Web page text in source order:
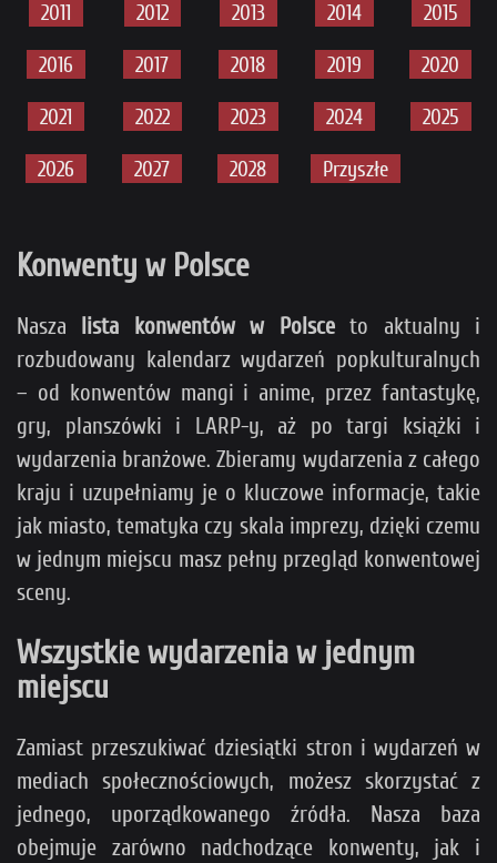
2011 2012 2013 2014 2015
2016 2017 2018 2019 2020
2021 2022 2023 2024 2025
2026 2027 2028 Przyszłe
Konwenty w Polsce
Nasza lista konwentów w Polsceto aktualny i
rozbudowany kalendarz wydarzeń popkulturalnych
– od konwentów mangi i anime, przez fantastykę,
gry, planszówki i LARP-y, aż po targi książki i
wydarzenia branżowe. Zbieramy wydarzenia z całego
kraju i uzupełniamy je o kluczowe informacje, takie
jak miasto, tematyka czy skala imprezy, dzięki czemu
w jednym miejscu masz pełny przegląd konwentowej
sceny.
Wszystkie wydarzenia w jednym
miejscu
Zamiast przeszukiwać dziesiątki stron i wydarzeń w
mediach społecznościowych, możesz skorzystać z
jednego, uporządkowanego źródła. Nasza baza
obejmuje zarówno nadchodzące konwenty, jak i